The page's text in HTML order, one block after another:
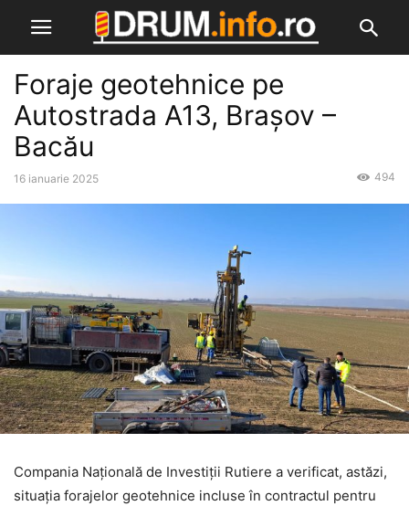
Foraje geotehnice pe
Autostrada A13, Brașov –
Bacău
16 ianuarie 2025 494
Compania Națională de Investiții Rutiere a verificat, astăzi,
situația forajelor geotehnice incluse în contractul pentru